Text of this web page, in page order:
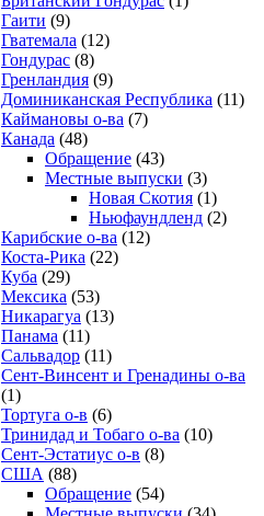
Гаити (9)
Гватемала (12)
Гондурас (8)
Гренландия (9)
Доминиканская Республика (11)
Каймановы о-ва (7)
Канада (48)
Обращение (43)
Местные выпуски (3)
Новая Скотия (1)
Ньюфаундленд (2)
Карибские о-ва (12)
Коста-Рика (22)
Куба (29)
Мексика (53)
Никарагуа (13)
Панама (11)
Сальвадор (11)
Сент-Винсент и Гренадины о-ва
(1)
Тортуга о-в (6)
Тринидад и Тобаго о-ва (10)
Сент-Эстатиус о-в (8)
США (88)
Обращение (54)